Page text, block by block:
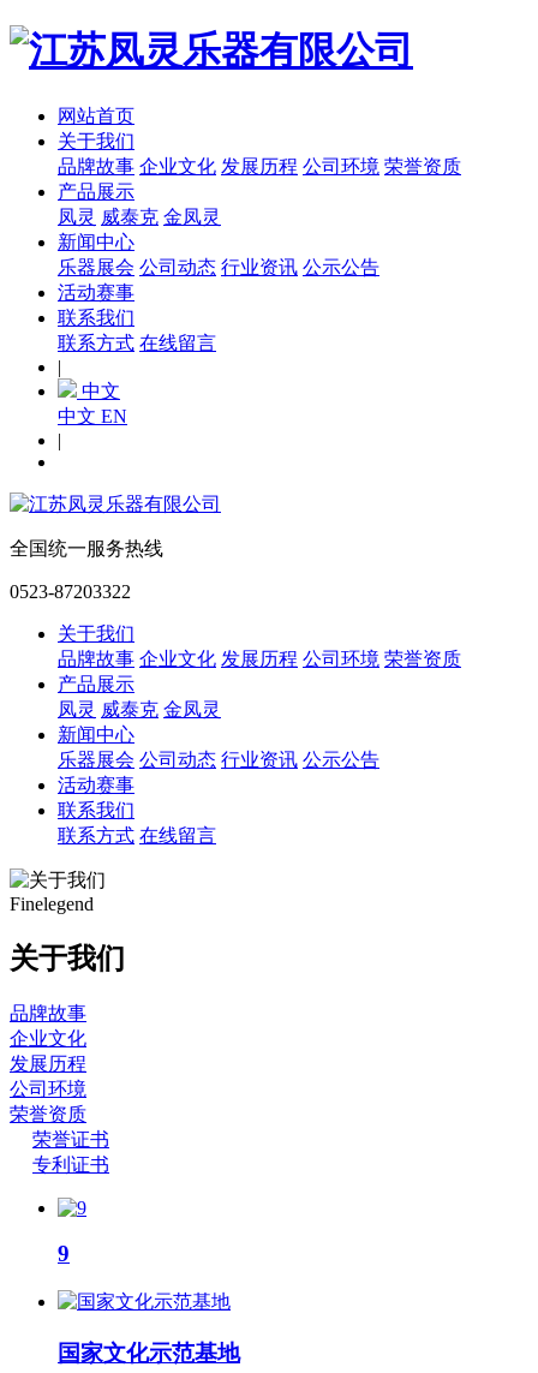
网站首页
关于我们
品牌故事 企业文化 发展历程 公司环境 荣誉资质
产品展示
凤灵 威泰克 金凤灵
新闻中心
乐器展会 公司动态 行业资讯 公示公告
活动赛事
联系我们
联系方式 在线留言
|
中文
中文 EN
|
全国统一服务热线
0523-87203322
关于我们
品牌故事 企业文化 发展历程 公司环境 荣誉资质
产品展示
凤灵 威泰克 金凤灵
新闻中心
乐器展会 公司动态 行业资讯 公示公告
活动赛事
联系我们
联系方式 在线留言
Finelegend
关于我们
品牌故事
企业文化
发展历程
公司环境
荣誉资质
荣誉证书
专利证书
9
国家文化示范基地